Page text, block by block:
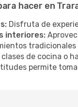
hacer en
Disfruta de
interiores:
de cocina o
permite